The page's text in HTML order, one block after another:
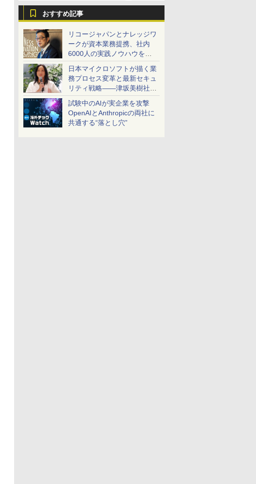
おすすめ記事
リコージャパンとナレッジワ
ークが資本業務提携、社内
6000人の実践ノウハウを生
かした「AI商談記録 for
RICOH」を展開へ
日本マイクロソフトが描く業
務プロセス変革と最新セキュ
リティ戦略――津坂美樹社長
が2027年度戦略を説明
試験中のAIが実企業を攻撃
OpenAIとAnthropicの両社に
共通する“落とし穴”